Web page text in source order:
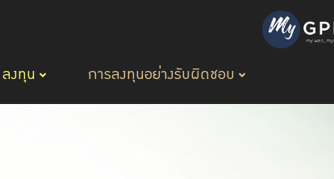
ลงทุน การลงทุนอย่างรับผิดชอบ